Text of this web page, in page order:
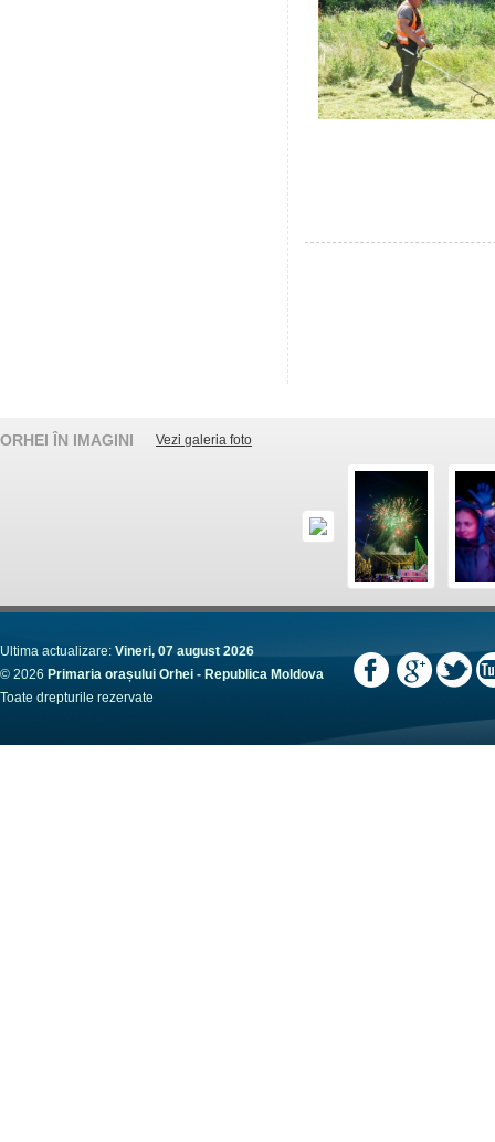
ORHEI ÎN IMAGINI Vezi galeria foto
Ultima actualizare: Vineri, 07 august 2026
© 2026 Primaria orașului Orhei - Republica Moldova
Toate drepturile rezervate